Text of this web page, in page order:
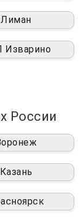
Лиман
Изварино
России
Казань